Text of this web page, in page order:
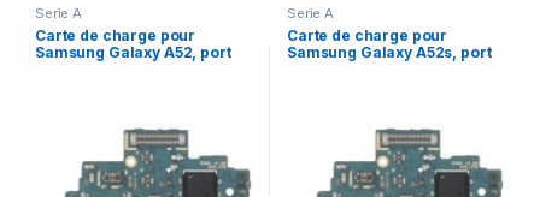
Serie A
Carte de charge pour
Samsung Galaxy A52, port
Serie A
Carte de charge pour
Samsung Galaxy A52s, port